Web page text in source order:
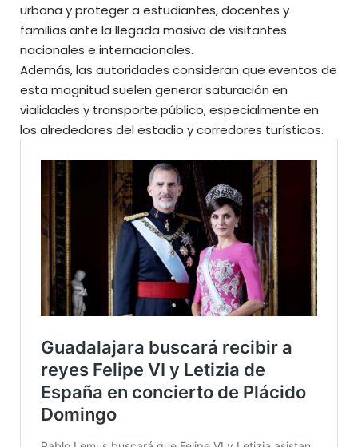
urbana y proteger a estudiantes, docentes y
familias ante la llegada masiva de visitantes
nacionales e internacionales.
Además, las autoridades consideran que eventos de
esta magnitud suelen generar saturación en
vialidades y transporte público, especialmente en
los alrededores del estadio y corredores turísticos.